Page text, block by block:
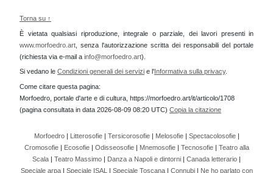
Torna su ↑
È vietata qualsiasi riproduzione, integrale o parziale, dei lavori presenti in
www.morfoedro.art , senza l'autorizzazione scritta dei responsabili del portale
(richiesta via e-mail a info@morfoedro.art).
Si vedano le Condizioni generali dei servizi e l'Informativa sulla privacy.
Come citare questa pagina:
Morfoedro, portale d'arte e di cultura, https://morfoedro.art/it/articolo/1708
(pagina consultata in data 2026-08-09 08:20 UTC) Copia la citazione
Morfoedro| Litterosofie| Tersicorosofie| Melosofie| Spectacolosofie|
Cromosofie| Ecosofie| Odisseosofie| Mnemosofie| Tecnosofie| Teatro alla
Scala
Teatro Massimo Danza a Napoli e dintorni Canada letterario
Speciale arpa| Speciale ISAL Speciale Toscana| Connubi| Ne ho parlato con